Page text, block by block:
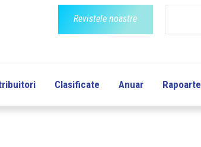
Revistele noastre
Clasificate Anuar Rapoarte